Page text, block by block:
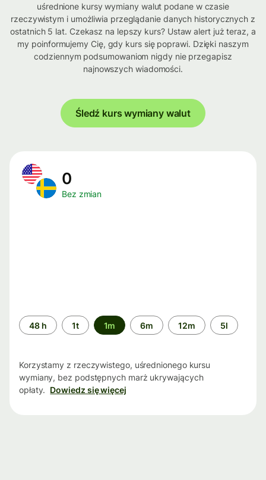
uśrednione kursy wymiany walut podane w czasie
rzeczywistym i umożliwia przeglądanie danych historycznych z
ostatnich 5 lat. Czekasz na lepszy kurs? Ustaw alert już teraz, a
my poinformujemy Cię, gdy kurs się poprawi. Dzięki naszym
codziennym podsumowaniom nigdy nie przegapisz
najnowszych wiadomości.
Śledź kurs wymiany walut
0
Bez zmian
Przedział
czasu
48 h 1t 1m 6m 12m 5l
Korzystamy z rzeczywistego, uśrednionego kursu
wymiany, bez podstępnych marż ukrywających
opłaty. Dowiedz się więcej